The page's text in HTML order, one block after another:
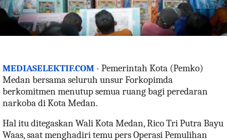
MEDIASELEKTIF.COM - Pemerintah Kota (Pemko)
Medan bersama seluruh unsur Forkopimda
berkomitmen menutup semua ruang bagi peredaran
narkoba di Kota Medan.
Hal itu ditegaskan Wali Kota Medan, Rico Tri Putra Bayu
Waas, saat menghadiri temu pers Operasi Pemulihan